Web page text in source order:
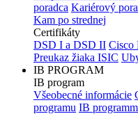
poradca Kariérový
Kam po strednej
Certifikáty
DSD I a DSD II Cisco
Preukaz žiaka ISIC
IB PROGRAM
IB program
Všeobecné informácie
programu IB